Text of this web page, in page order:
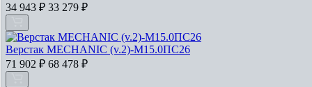
34 943 ₽ 33 279 ₽
Верстак MECHANIC (v.2)-М15.0ПС26
71 902 ₽ 68 478 ₽